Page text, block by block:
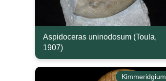
Aspidoceras uninodosum (Toula,
1907)
Kimmeridgium